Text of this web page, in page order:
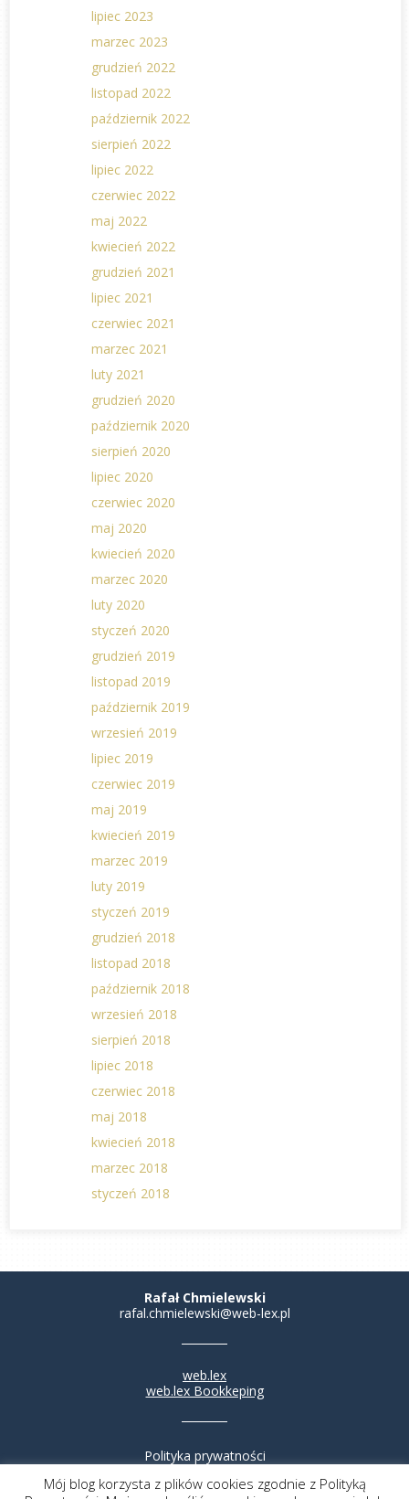
lipiec 2023
marzec 2023
grudzień 2022
listopad 2022
październik 2022
sierpień 2022
lipiec 2022
czerwiec 2022
maj 2022
kwiecień 2022
grudzień 2021
lipiec 2021
czerwiec 2021
marzec 2021
luty 2021
grudzień 2020
październik 2020
sierpień 2020
lipiec 2020
czerwiec 2020
maj 2020
kwiecień 2020
marzec 2020
luty 2020
styczeń 2020
grudzień 2019
listopad 2019
październik 2019
wrzesień 2019
lipiec 2019
czerwiec 2019
maj 2019
kwiecień 2019
marzec 2019
luty 2019
styczeń 2019
grudzień 2018
listopad 2018
październik 2018
wrzesień 2018
sierpień 2018
lipiec 2018
czerwiec 2018
maj 2018
kwiecień 2018
marzec 2018
styczeń 2018
Rafał Chmielewski
rafal.chmielewski@web-lex.pl
web.lex
web.lex Bookkeping
Polityka prywatności
Mój blog korzysta z plików cookies zgodnie z Polityką